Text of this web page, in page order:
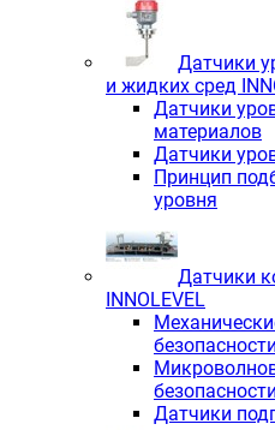
Датчики
и жидких сред
Датчики
материалов
Датчики
Принцип
уровня
Датчики
INNOLEVEL
безопасности
безопасности
Датчики